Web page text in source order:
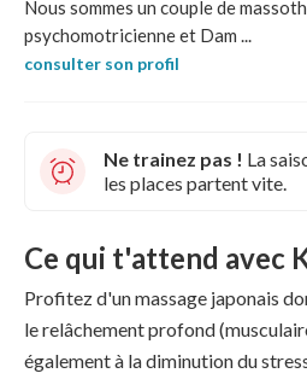
Nous sommes un couple de
psychomotricienne et Dam ...
consulter son profil
Ne trainez pas ! La
les places partent vite.
Ce qui t'attend avec
Profitez d'un massage japonais
le relâchement profond
également à la diminution du